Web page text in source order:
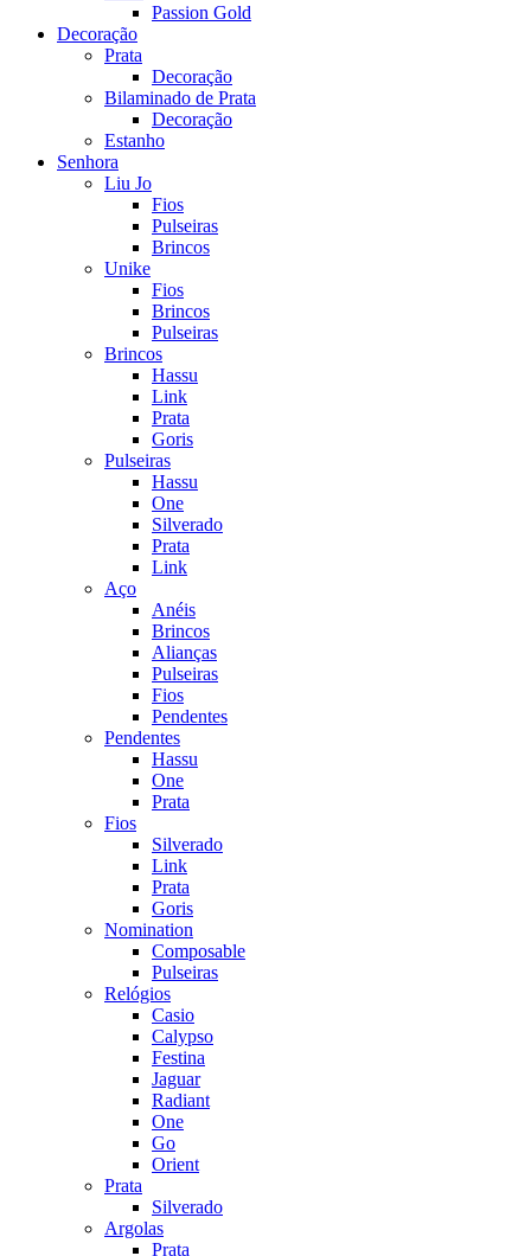
Passion Gold
Decoração
Prata
Decoração
Bilaminado de Prata
Decoração
Estanho
Senhora
Liu Jo
Fios
Pulseiras
Brincos
Unike
Fios
Brincos
Pulseiras
Brincos
Hassu
Link
Prata
Goris
Pulseiras
Hassu
One
Silverado
Prata
Link
Aço
Anéis
Brincos
Alianças
Pulseiras
Fios
Pendentes
Pendentes
Hassu
One
Prata
Fios
Silverado
Link
Prata
Goris
Nomination
Composable
Pulseiras
Relógios
Casio
Calypso
Festina
Jaguar
Radiant
One
Go
Orient
Prata
Silverado
Argolas
Prata